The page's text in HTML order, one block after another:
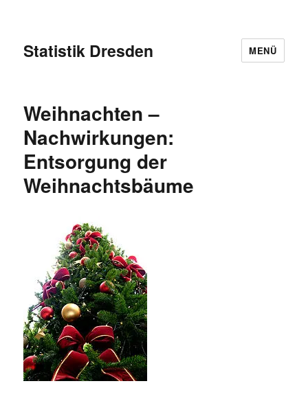
Statistik Dresden MENÜ
Weihnachten –
Nachwirkungen:
Entsorgung der
Weihnachtsbäume